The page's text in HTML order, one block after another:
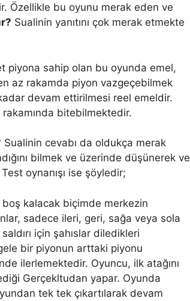
Özellikle bu oyunu merak eden ve
Sualinin yanıtını çok merak etmekte
piyona sahip olan bu oyunda emel,
az rakamda piyon vazgeçebilmek
devam ettirilmesi reel emeldir.
bitebilmektedir.
Sualinin cevabı da oldukça merak
bilmek ve üzerinde düşünerek ve
oynanışı ise şöyledir;
kalacak biçimde merkezin
sadece ileri, geri, sağa veya sola
için şahıslar diledikleri
bir piyonun arttaki piyonu
ilerlemektedir. Oyuncu, ilk atağını
Gerçekltudan yapar. Oyunda
tek tek çıkartılarak devam